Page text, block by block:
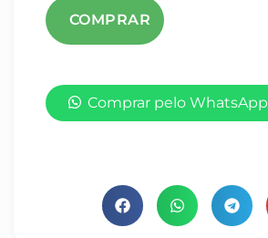
Comprar pelo WhatsApp